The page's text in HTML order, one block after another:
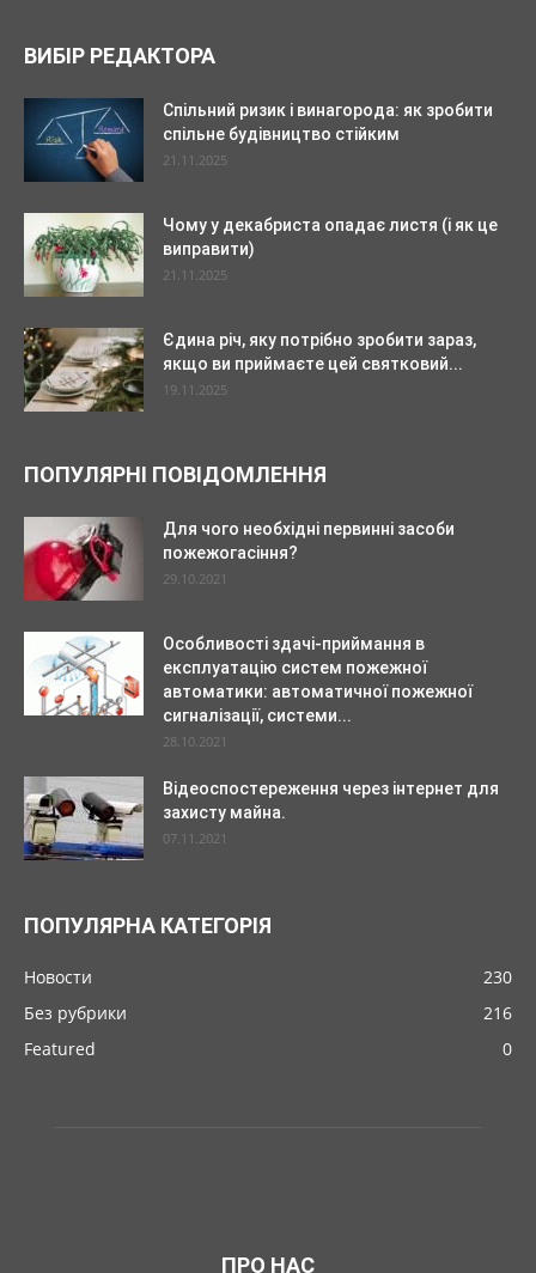
ВИБІР РЕДАКТОРА
Спільний ризик і винагорода: як зробити
спільне будівництво стійким
21.11.2025
Чому у декабриста опадає листя (і як це
виправити)
21.11.2025
Єдина річ, яку потрібно зробити зараз,
якщо ви приймаєте цей святковий...
19.11.2025
ПОПУЛЯРНІ ПОВІДОМЛЕННЯ
Для чого необхідні первинні засоби
пожежогасіння?
29.10.2021
Особливості здачі-приймання в
експлуатацію систем пожежної
автоматики: автоматичної пожежної
сигналізації, системи...
28.10.2021
Відеоспостереження через інтернет для
захисту майна.
07.11.2021
ПОПУЛЯРНА КАТЕГОРІЯ
Новости
230
Без рубрики
216
Featured
0
ПРО НАС